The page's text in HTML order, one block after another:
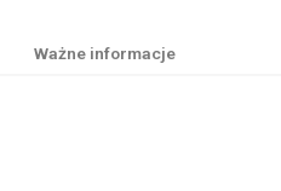
Ważne informacje